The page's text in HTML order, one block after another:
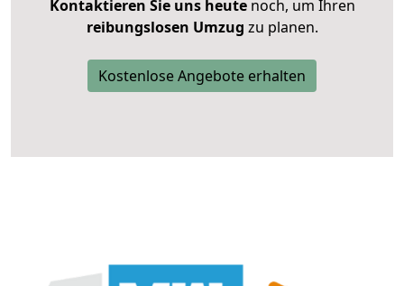
Kontaktieren Sie uns heutenoch, um Ihren
reibungslosen Umzug zu planen.
Kostenlose Angebote erhalten